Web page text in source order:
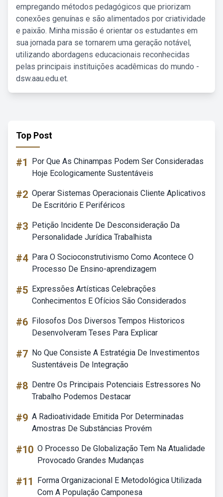
empregando métodos pedagógicos que priorizam
conexões genuínas e são alimentados por criatividade
e paixão. Minha missão é orientar os estudantes em
sua jornada para se tornarem uma geração notável,
utilizando abordagens educacionais reconhecidas
pelas principais instituições acadêmicas do mundo -
dsw.aau.edu.et.
Top Post
#1
Por Que As Chinampas Podem Ser Consideradas
Hoje Ecologicamente Sustentáveis
#2 Operar Sistemas Operacionais Cliente Aplicativos
De Escritório E Periféricos
#3 Petição Incidente De Desconsideração Da
Personalidade Jurídica Trabalhista
#4 Para O Socioconstrutivismo Como Acontece O
Processo De Ensino-aprendizagem
#5 Expressões Artísticas Celebrações
Conhecimentos E Ofícios São Considerados
#6 Filosofos Dos Diversos Tempos Historicos
Desenvolveram Teses Para Explicar
#7 No Que Consiste A Estratégia De Investimentos
Sustentáveis De Integração
#8 Dentre Os Principais Potenciais Estressores No
Trabalho Podemos Destacar
#9 A Radioatividade Emitida Por Determinadas
Amostras De Substâncias Provém
#10 O Processo De Globalização Tem Na Atualidade
Provocado Grandes Mudanças
#11
Forma Organizacional E Metodológica Utilizada
Com A População Camponesa